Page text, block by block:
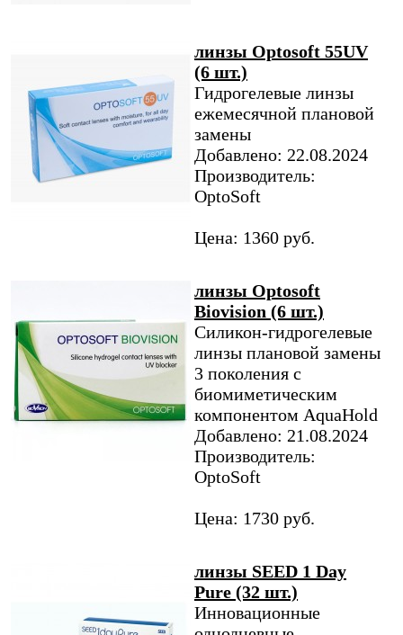
линзы Optosoft 55UV
(6 шт.)
Гидрогелевые линзы
ежемесячной плановой
замены
Добавлено: 22.08.2024
Производитель:
OptoSoft
Цена: 1360 руб.
линзы Optosoft
Biovision (6 шт.)
Силикон-гидрогелевые
линзы плановой замены
3 поколения с
биомиметическим
компонентом AquaHold
Добавлено: 21.08.2024
Производитель:
OptoSoft
Цена: 1730 руб.
линзы SEED 1 Day
Pure (32 шт.)
Инновационные